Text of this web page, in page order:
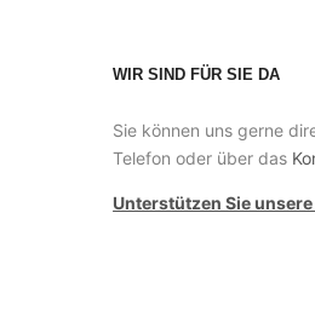
WIR SIND FÜR SIE DA
Sie können uns gerne
Telefon oder über das
Unterstützen Sie